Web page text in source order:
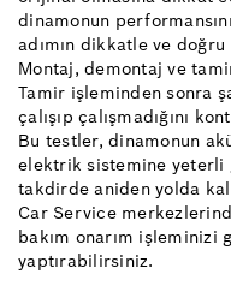
dinamonun
adımın dikkatle ve
Montaj, demontaj ve
Tamir işleminden sonra
çalışıp çalışmadığını
Bu testler, dinamonun
elektrik sistemine yeterli
takdirde aniden yolda
Car Service
bakım onarım
yaptırabilirsiniz.